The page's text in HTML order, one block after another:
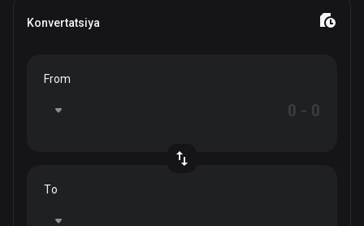
Konvertatsiya
From
To